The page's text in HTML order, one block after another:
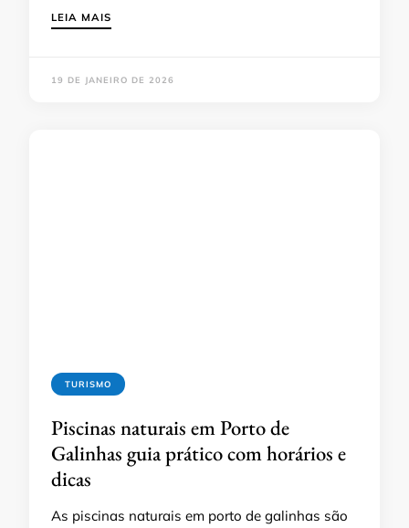
LEIA MAIS
19 DE JANEIRO DE 2026
TURISMO
Piscinas naturais em Porto de
Galinhas guia prático com horários e
dicas
As piscinas naturais em porto de galinhas são